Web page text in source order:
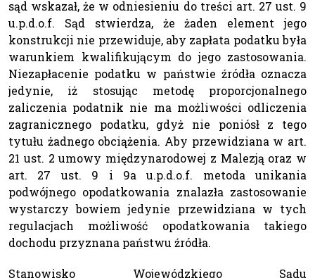
sąd wskazał, że w odniesieniu do treści art. 27 ust. 9
u.p.d.o.f. Sąd stwierdza, że żaden element jego
konstrukcji nie przewiduje, aby zapłata podatku była
warunkiem kwalifikującym do jego zastosowania.
Niezapłacenie podatku w państwie źródła oznacza
jedynie, iż stosując metodę proporcjonalnego
zaliczenia podatnik nie ma możliwości odliczenia
zagranicznego podatku, gdyż nie poniósł z tego
tytułu żadnego obciążenia. Aby przewidziana w art.
21 ust. 2 umowy międzynarodowej z Malezją oraz w
art. 27 ust. 9 i 9a u.p.d.o.f. metoda unikania
podwójnego opodatkowania znalazła zastosowanie
wystarczy bowiem jedynie przewidziana w tych
regulacjach możliwość opodatkowania takiego
dochodu przyznana państwu źródła.
Stanowisko Wojewódzkiego Sądu